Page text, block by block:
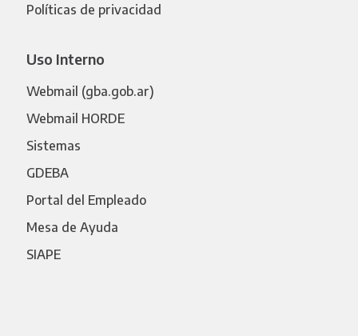
Políticas de privacidad
Uso Interno
Webmail (gba.gob.ar)
Webmail HORDE
Sistemas
GDEBA
Portal del Empleado
Mesa de Ayuda
SIAPE